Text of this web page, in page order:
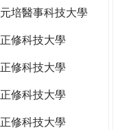
元培醫事科技大學
正修科技大學
正修科技大學
正修科技大學
正修科技大學